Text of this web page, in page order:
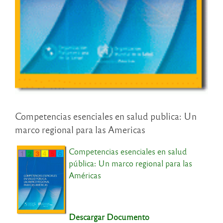
Competencias esenciales en salud publica: Un
marco regional para las Americas
Competencias esenciales en salud
pública: Un marco regional para las
Américas
Descargar Documento